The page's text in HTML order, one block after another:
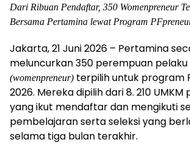
Dari Ribuan Pendaftar, 350 Womenpreneur
Bersama Pertamina lewat Program
Jakarta, 21 Juni 2026 – Pertamina
meluncurkan 350 perempuan pelaku
(womenpreneur) terpilih untuk program
2026. Mereka dipilih dari 8. 210
yang ikut mendaftar dan mengikuti
pembelajaran serta seleksi yang
selama tiga bulan terakhir.